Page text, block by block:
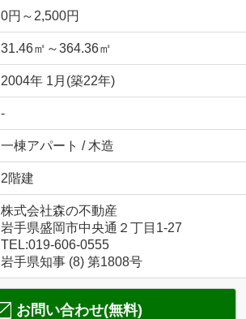
0円～2,500円
31.46㎡～364.36㎡
2004年 1月(築22年)
-
一棟アパート / 木造
2階建
株式会社森の不動産
岩手県盛岡市中央通２丁目1-27
TEL:019-606-0555
岩手県知事 (8) 第1808号
お問い合わせ(無料)